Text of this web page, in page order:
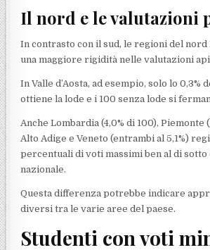
Il nord e le valutazioni
In contrasto con il sud, le regioni del
una maggiore rigidità nelle valutazioni
In Valle d’Aosta, ad esempio, solo lo 0,3%
ottiene la lode e i 100 senza lode si
Anche Lombardia (4,0% di 100), Piemonte
Alto Adige e Veneto (entrambi al 5,1%)
percentuali di voti massimi ben al di sotto
nazionale.
Questa differenza potrebbe indicare
diversi tra le varie aree del paese.
Studenti con voti